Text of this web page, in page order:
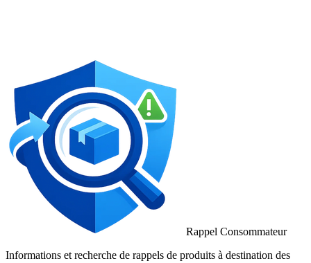
Rappel Consommateur
Informations et recherche de rappels de produits à destination des